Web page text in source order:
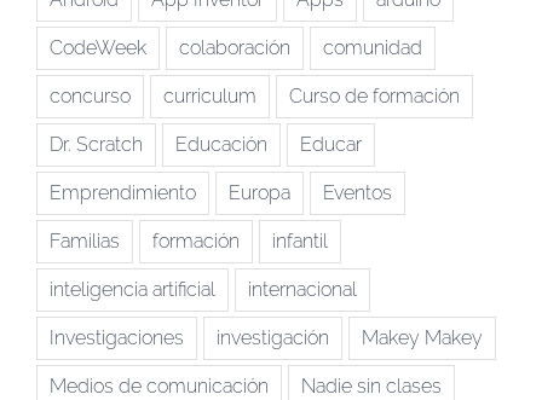
CodeWeek colaboración comunidad
concurso curriculum Curso de formación
Dr. Scratch Educación Educar
Emprendimiento Europa Eventos
Familias formación infantil
inteligencia artificial internacional
Investigaciones investigación Makey Makey
Medios de comunicación Nadie sin clases